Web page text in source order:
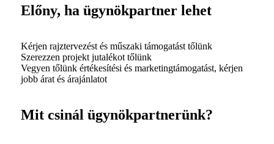
Előny, ha ügynökpartner lehet
Kérjen rajztervezést és műszaki támogatást tőlünk
Szerezzen projekt jutalékot tőlünk
Vegyen tőlünk értékesítési és marketingtámogatást, kérjen
jobb árat és árajánlatot
Mit csinál ügynökpartnerünk?